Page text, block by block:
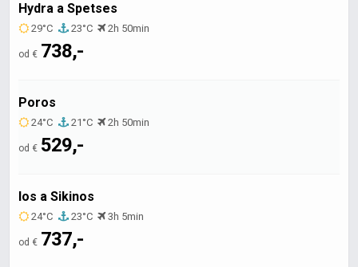
Hydra a Spetses
29°C 23°C 2h 50min
od € 738,-
Poros
24°C 21°C 2h 50min
od € 529,-
Ios a Sikinos
24°C 23°C 3h 5min
od € 737,-